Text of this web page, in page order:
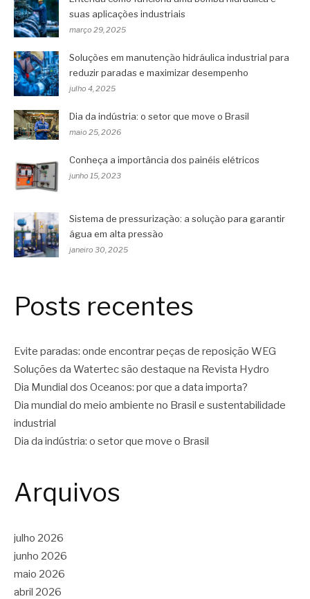
suas aplicações industriais
março 29, 2025
Soluções em manutenção hidráulica industrial para
reduzir paradas e maximizar desempenho
julho 4, 2025
Dia da indústria: o setor que move o Brasil
maio 25, 2026
Conheça a importância dos painéis elétricos
junho 15, 2023
Sistema de pressurização: a solução para garantir
água em alta pressão
janeiro 30, 2025
Posts recentes
Evite paradas: onde encontrar peças de reposição WEG
Soluções da Watertec são destaque na Revista Hydro
Dia Mundial dos Oceanos: por que a data importa?
Dia mundial do meio ambiente no Brasil e sustentabilidade
industrial
Dia da indústria: o setor que move o Brasil
Arquivos
julho 2026
junho 2026
maio 2026
abril 2026